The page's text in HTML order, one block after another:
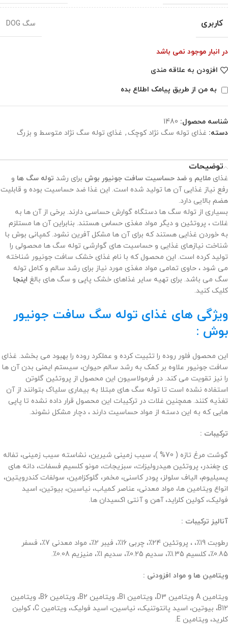
کاربری سگ DOG
در انبار موجود نمی باشد
افزودن به علاقه مندی
به من از طریق پیامک اطلاع بده
شناسه محصول: 1480
دسته: غذای توله سگ نژاد کوچک , غذای توله سگ نژاد متوسط و بزرگ
توضیحات
غذای ملایم و ضد حساسیت سافت جونیور بوش برای رشد توله سگ ها و
رفع نیاز غذایی آن ها تولید شده است. این غذا ضد حساسیت بوده و قابلیت
هضم بالایی دارد.
بسیاری از توله سگ ها دستگاه گوارش حساسی دارند. برخی از آن ها به
غلات ، پروتئین و دیگر مواد مغذی حساس هستند. بنابراین آن ها مستلزم
به خوردن غذایی هستند که برای آن ها مشکل آفرین نشود. کمپانی بوش با
شناخت نیازهای غذایی و حساسیت های گوارشی توله سگ ها محصولی را
تولید کرده است. این محصول که با نام غذای خشک سافت جونیور شناخته
می شود ، حاوی تمامی مواد مغذی مورد نیاز برای رشد سالم و کامل توله
سگ می باشد. برای تهیه سایر غذاهای خشک پاپی و سگ های بالغ اینجا
کلیک کنید.
ویژگی های غذای توله سگ سافت جونیور
بوش :
این محصول فلور روده را تثبیت کرده و عملکرد روده را بهبود می بخشد. غذای
سافت جونیور علاوه بر کمک به رشد سالم حیوان، سیستم ایمنی بدن آن ها
را نیز تقویت می کند. در فرمولاسیون این محصول از پروتئین گلوتن
استفاده نشده است تا توله سگ های مبتلا به بیماری سلیاک بتوانند از آن
تغذیه کنند. همچنین غلات در ترکیبات این محصول قرار داده نشده تا پاپی
هایی که به این دسته از مواد حساسیت دارند ، دچار مشکل نشوند.
ترکیبات :
گوشت مرغ تازه ( 70% )، سیب زمینی شیرین، نشاسته سیب زمینی، تفاله
ی چغندر، پروتئین هیدرولیزات، سبزیجات، مونو کلسیم فسفات، دانه های
پسیلیوم، الیاف سلولز، پودر کاسنی، مخمر، گلوکزامین، سولفات کندرویتین،
انواع ویتامین ها، مواد معدنی، عناصر کمیاب، نیاسین، بیوتین، اسید
فولیک، کولین کلراید، آهن و آنتی اکسیدان ها.
آنالیز ترکیبات :
رطوبت 19٪، ، پروتئین 24٪، چربی 16٪، فیبر 2٪، مواد معدنی 7٪، فسفر
0.85٪، کلسیم 1.35٪، سدیم 0.25٪، سدیم 1٪، منیزیم 0.08٪.
ویتامین ها و مواد افزودنی :
ویتامین A ویتامین D3، ویتامین B1، ویتامین B2، ویتامین B6، ویتامین
B12، بیوتین، اسید پانتوتنیک، نیاسین، اسید فولیک، ویتامین C، کولین
کلرید، ویتامین E.